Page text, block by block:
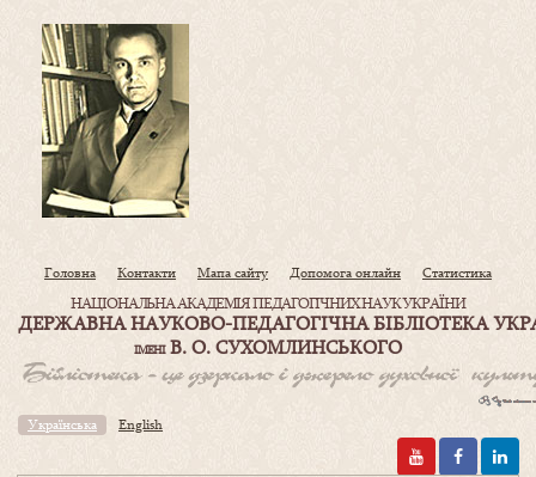
Головна Контакти Мапа сайту Допомога онлайн Статистика
НАЦІОНАЛЬНА АКАДЕМІЯ ПЕДАГОГІЧНИХ НАУК УКРАЇНИ
ДЕРЖАВНА НАУКОВО-ПЕДАГОГІЧНА БІБЛІОТЕКА
ІМЕНІВ. О. СУХОМЛИНСЬКОГО
Українська English